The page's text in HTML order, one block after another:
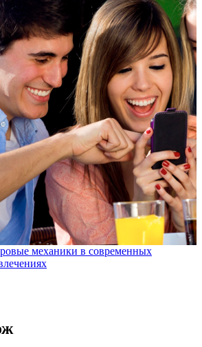
механики в современных